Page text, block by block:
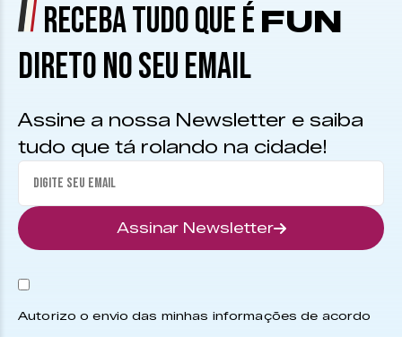
RECEBA TUDO QUE É FUN
DIRETO NO SEU EMAIL
Assine a nossa Newsletter e saiba
tudo que tá rolando na cidade!
Assinar Newsletter
Autorizo o envio das minhas informações de acordo